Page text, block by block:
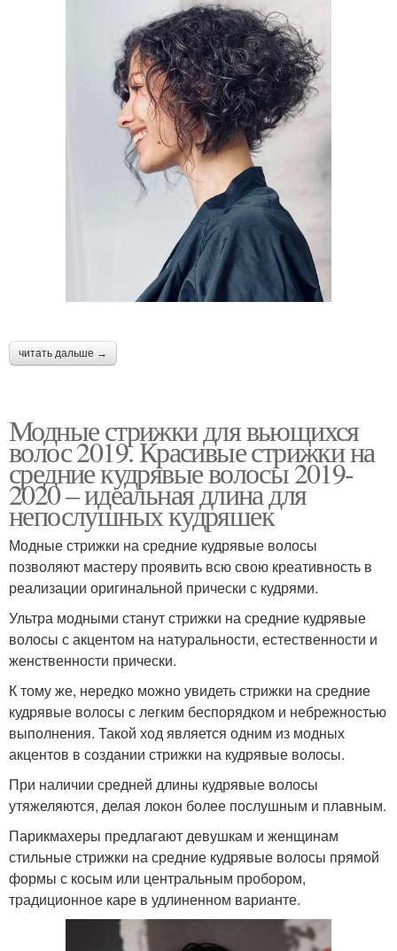
читать дальше →
Модные стрижки для вьющихся
волос 2019. Красивые стрижки на
средние кудрявые волосы 2019-
2020 – идеальная длина для
непослушных кудряшек
Модные стрижки на средние кудрявые волосы
позволяют мастеру проявить всю свою креативность в
реализации оригинальной прически с кудрями.
Ультра модными станут стрижки на средние кудрявые
волосы с акцентом на натуральности, естественности и
женственности прически.
К тому же, нередко можно увидеть стрижки на средние
кудрявые волосы с легким беспорядком и небрежностью
выполнения. Такой ход является одним из модных
акцентов в создании стрижки на кудрявые волосы.
При наличии средней длины кудрявые волосы
утяжеляются, делая локон более послушным и плавным.
Парикмахеры предлагают девушкам и женщинам
стильные стрижки на средние кудрявые волосы прямой
формы с косым или центральным пробором,
традиционное каре в удлиненном варианте.